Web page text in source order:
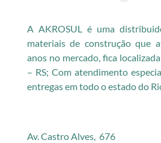
A AKROSUL é uma
materiais de construção que
anos no mercado, fica
– RS; Com atendimento
entregas em todo o estado do
Av. Castro Alves, 676